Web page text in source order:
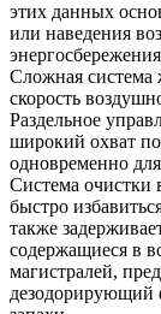
этих данных
или наведения
Сложная система
скорость
Раздельное
широкий охват
одновременно
Система очистки
быстро
также
содержащиеся в
магистралей,
дезодорирующий